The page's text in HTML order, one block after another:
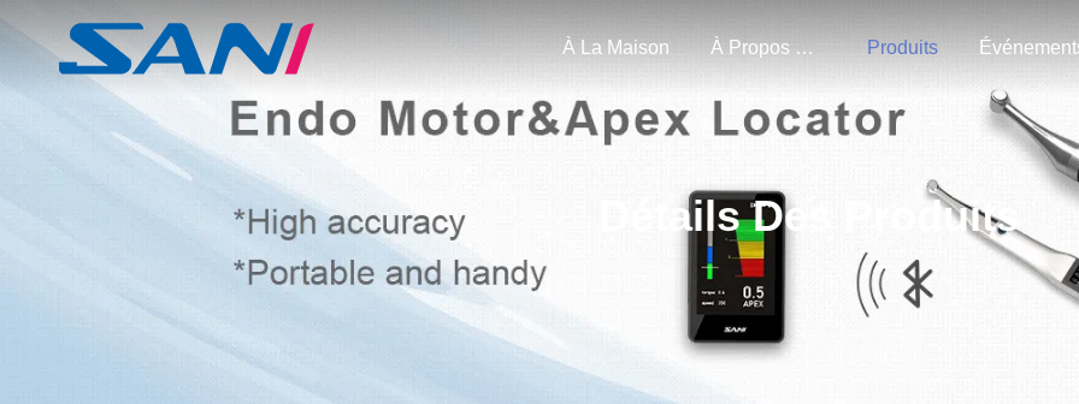
À La Maison À Propos De Nous Produits
Détails Des Produits